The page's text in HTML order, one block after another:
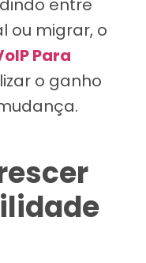
entre
ou migrar, o
Para
o ganho